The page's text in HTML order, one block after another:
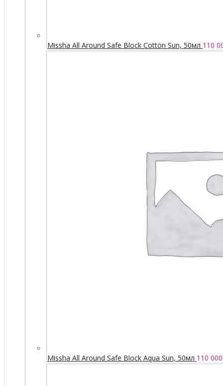
Missha All Around Safe Block Cotton Sun, 50мл 110
Missha All Around Safe Block Aqua Sun, 50мл 110 000